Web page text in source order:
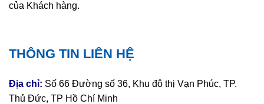
của Khách hàng.
THÔNG TIN LIÊN HỆ
Địa chỉ: Số 66 Đường số 36, Khu đô thị Vạn Phúc, TP.
Thủ Đức, TP Hồ Chí Minh